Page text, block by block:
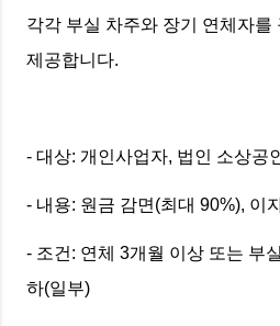
각각 부실 차주와 장기 연체자를
제공합니다.
- 대상: 개인사업자, 법인 소상공
- 내용: 원금 감면(최대 90%), 이
- 조건: 연체 3개월 이상 또는 부
하(일부)